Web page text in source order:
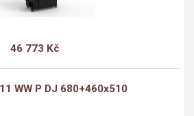
46 773 Kč
WW P DJ 680+460x510